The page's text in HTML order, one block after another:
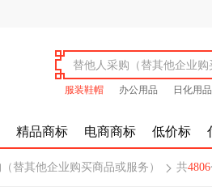
服装鞋帽 办公用品 日化用品
精品商标 电商商标 低价标
替其他企业购买商品或服务）  共4806